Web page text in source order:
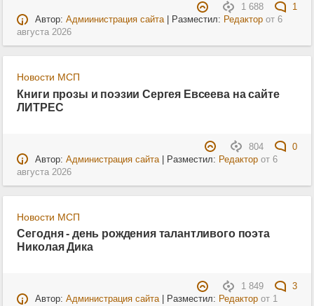
1 688
1
Автор: Адмиинистрация сайта| Разместил: Редакторот 6
августа 2026
Новости МСП
Книги прозы и поэзии Сергея Евсеева на сайте
ЛИТРЕС
804
0
Автор: Администрация сайта| Разместил: Редакторот 6
августа 2026
Новости МСП
Сегодня - день рождения талантливого поэта
Николая Дика
1 849
3
Автор: Администрация сайта| Разместил: Редакторот 1